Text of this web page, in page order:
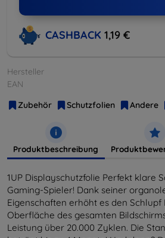
CASHBACK 1,19 €
Hersteller
EAN
Zubehör
Schutzfolien Andere
Produktbeschreibung
1UP Displayschutzfolie Perfekt klare
Gaming-Spieler! Dank seiner
Eigenschaften erhöht es den Schlupf
Oberfläche des gesamten
Leistung über 20.000 Zyklen. Die